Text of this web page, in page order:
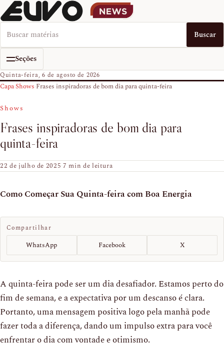
Buscar no EUVO News Buscar
Seções
Quinta-feira, 6 de agosto de 2026
Capa›Shows›Frases inspiradoras de bom dia para quinta-feira
Shows
Frases inspiradoras de bom dia para
quinta-feira
22 de julho de 2025·7 min de leitura
Como Começar Sua Quinta-feira com Boa Energia
Compartilhar
WhatsApp Facebook X
A quinta-feira pode ser um dia desafiador. Estamos perto do
fim de semana, e a expectativa por um descanso é clara.
Portanto, uma mensagem positiva logo pela manhã pode
fazer toda a diferença, dando um impulso extra para você
enfrentar o dia com vontade e otimismo.